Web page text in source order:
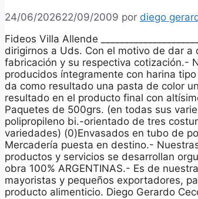
24/06/202622/09/2009 por diego
Fideos Villa Allende
dirigirnos a Uds. Con el motivo de dar
fabricación y su respectiva cotización.-
producidos íntegramente con harina
da como resultado una pasta de color
resultado en el producto final con
Paquetes de 500grs. (en todas sus
polipropileno bi.-orientado de tres
variedades) (0)Envasados en tubo de
Mercadería puesta en destino.-
productos y servicios se desarrollan
obra 100% ARGENTINAS.- Es de
mayoristas y pequeños exportadores,
producto alimenticio. Diego Gerardo